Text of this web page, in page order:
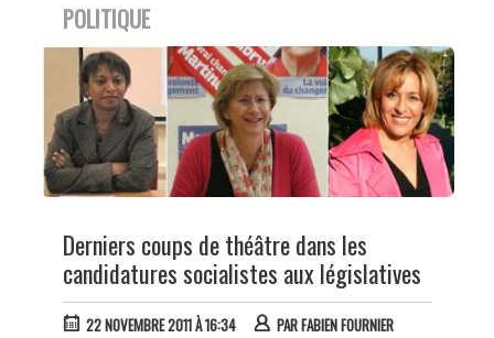
POLITIQUE
Derniers coups de théâtre dans les
candidatures socialistes aux législatives
22 NOVEMBRE 2011 À 16:34 PARFABIEN FOURNIER